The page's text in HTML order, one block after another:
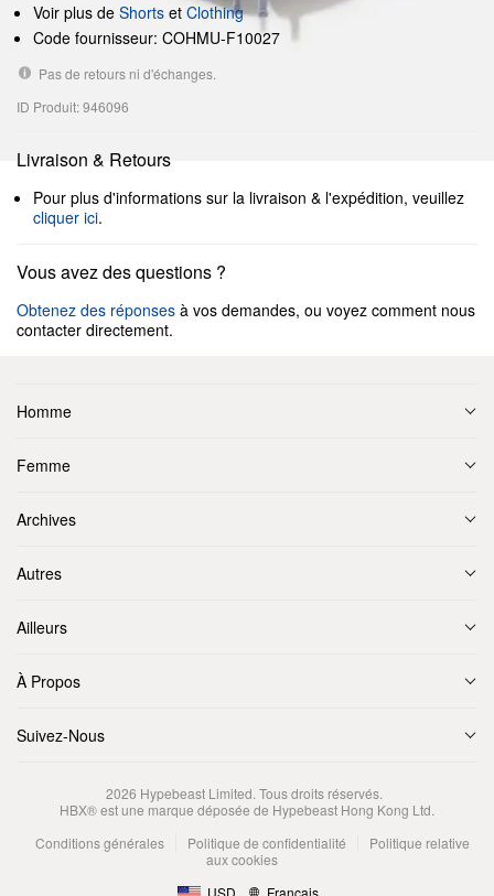
Voir plus de Shorts et Clothing
Code fournisseur: COHMU-F10027
Pas de retours ni d'échanges.
ID Produit: 946096
Livraison & Retours
Pour plus d'informations sur la livraison & l'expédition, veuillez
cliquer ici.
Vous avez des questions ?
Obtenez des réponses à vos demandes, ou voyez comment nous
contacter directement.
Homme
Femme
Archives
Autres
Ailleurs
À Propos
Suivez-Nous
2026 Hypebeast Limited. Tous droits réservés.
HBX® est une marque déposée de Hypebeast Hong Kong Ltd.
Conditions générales
Politique de confidentialité
Politique relative
aux cookies
USD
Français